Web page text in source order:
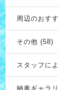
周辺のおす
その他 (58)
スタッフに
納車ギャラ